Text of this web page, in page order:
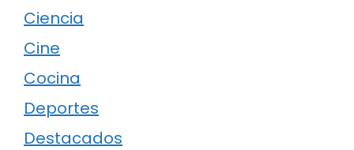
Ciencia
Cine
Cocina
Deportes
Destacados